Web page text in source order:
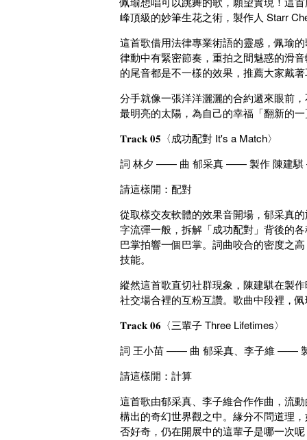
峰頂級的妙筆生花之術，製作人 Starr
這首歌借用法律專業術語的靈感，佩瑜
律動中有緊密節奏，重拍之間魅惑的滑
的尾音都是不一樣的效果，推薦大家戴
分手就像一張洋洋灑灑的合約遞來眼前
最明亮的太陽，為自己的幸福「翻新的
𝐓𝐫𝐚𝐜𝐤 𝟎𝟓〈成功配對 It's a Match〉
詞 林夕 —— 曲 郁采真 —— 製作 陳建
請這樣開：配對
從取樣交友軟體的效果音開場，郁采真
字流彈一般，拆解「成功配對」背後的
巴掌拍響一個巴掌。詞曲咬合的密度之
技能。
縱然這首歌直切社群現象，陳建騏在製
社交場合裡的互粉互讚。歌曲中段裡，
𝐓𝐫𝐚𝐜𝐤 𝟎𝟔〈三輩子 Three Lifetimes〉
詞 王小苗 —— 曲 郁采真、李子維 ——
請這樣開：計算
這首歌由郁采真、李子維合作作曲，流
構出的奇幻世界觀之中。緣分不問道理
否好奇，仍在開展中的這輩子是哪一次